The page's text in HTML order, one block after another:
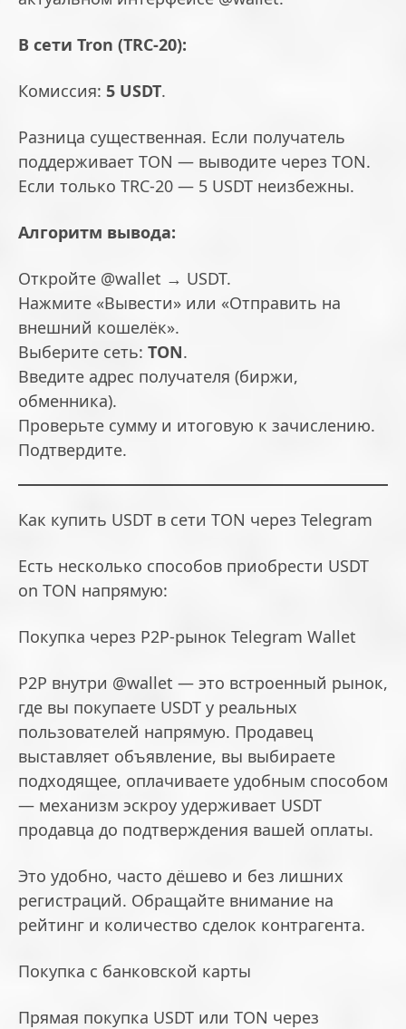
В сети Tron (TRC-20):
Комиссия: 5 USDT.
Разница существенная. Если получатель
поддерживает TON — выводите через TON.
Если только TRC-20 — 5 USDT неизбежны.
Алгоритм вывода:
Откройте @wallet → USDT.
Нажмите «Вывести» или «Отправить на
внешний кошелёк».
Выберите сеть: TON.
Введите адрес получателя (биржи,
обменника).
Проверьте сумму и итоговую к зачислению.
Подтвердите.
Как купить USDT в сети TON через Telegram
Есть несколько способов приобрести USDT
on TON напрямую:
Покупка через P2P-рынок Telegram Wallet
P2P внутри @wallet — это встроенный рынок,
где вы покупаете USDT у реальных
пользователей напрямую. Продавец
выставляет объявление, вы выбираете
подходящее, оплачиваете удобным способом
— механизм эскроу удерживает USDT
продавца до подтверждения вашей оплаты.
Это удобно, часто дёшево и без лишних
регистраций. Обращайте внимание на
рейтинг и количество сделок контрагента.
Покупка с банковской карты
Прямая покупка USDT или TON через